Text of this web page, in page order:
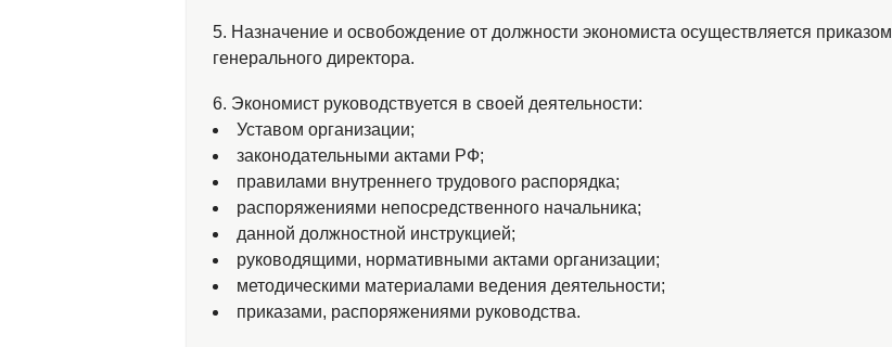
5. Назначение и освобождение от должности экономиста осуществляется приказом
генерального директора.
6. Экономист руководствуется в своей деятельности:
Уставом организации;
законодательными актами РФ;
правилами внутреннего трудового распорядка;
распоряжениями непосредственного начальника;
данной должностной инструкцией;
руководящими, нормативными актами организации;
методическими материалами ведения деятельности;
приказами, распоряжениями руководства.